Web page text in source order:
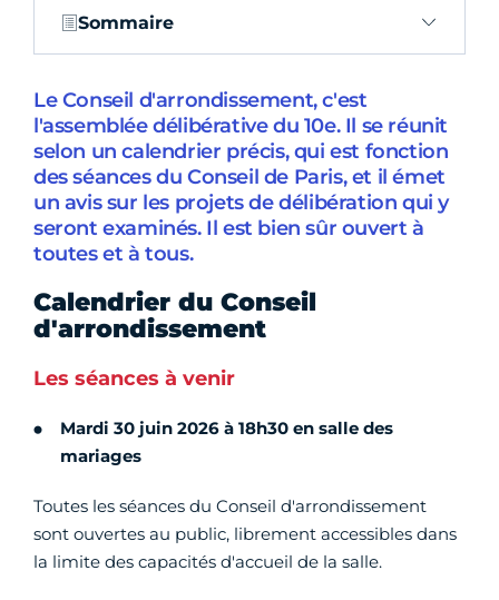
Sommaire
Le Conseil d'arrondissement, c'est
l'assemblée délibérative du 10e. Il se réunit
selon un calendrier précis, qui est fonction
des séances du Conseil de Paris, et il émet
un avis sur les projets de délibération qui y
seront examinés. Il est bien sûr ouvert à
toutes et à tous.
Calendrier du Conseil
d'arrondissement
Les séances à venir
Mardi 30 juin 2026 à 18h30 en salle des
mariages
Toutes les séances du Conseil d'arrondissement
sont ouvertes au public, librement accessibles dans
la limite des capacités d'accueil de la salle.